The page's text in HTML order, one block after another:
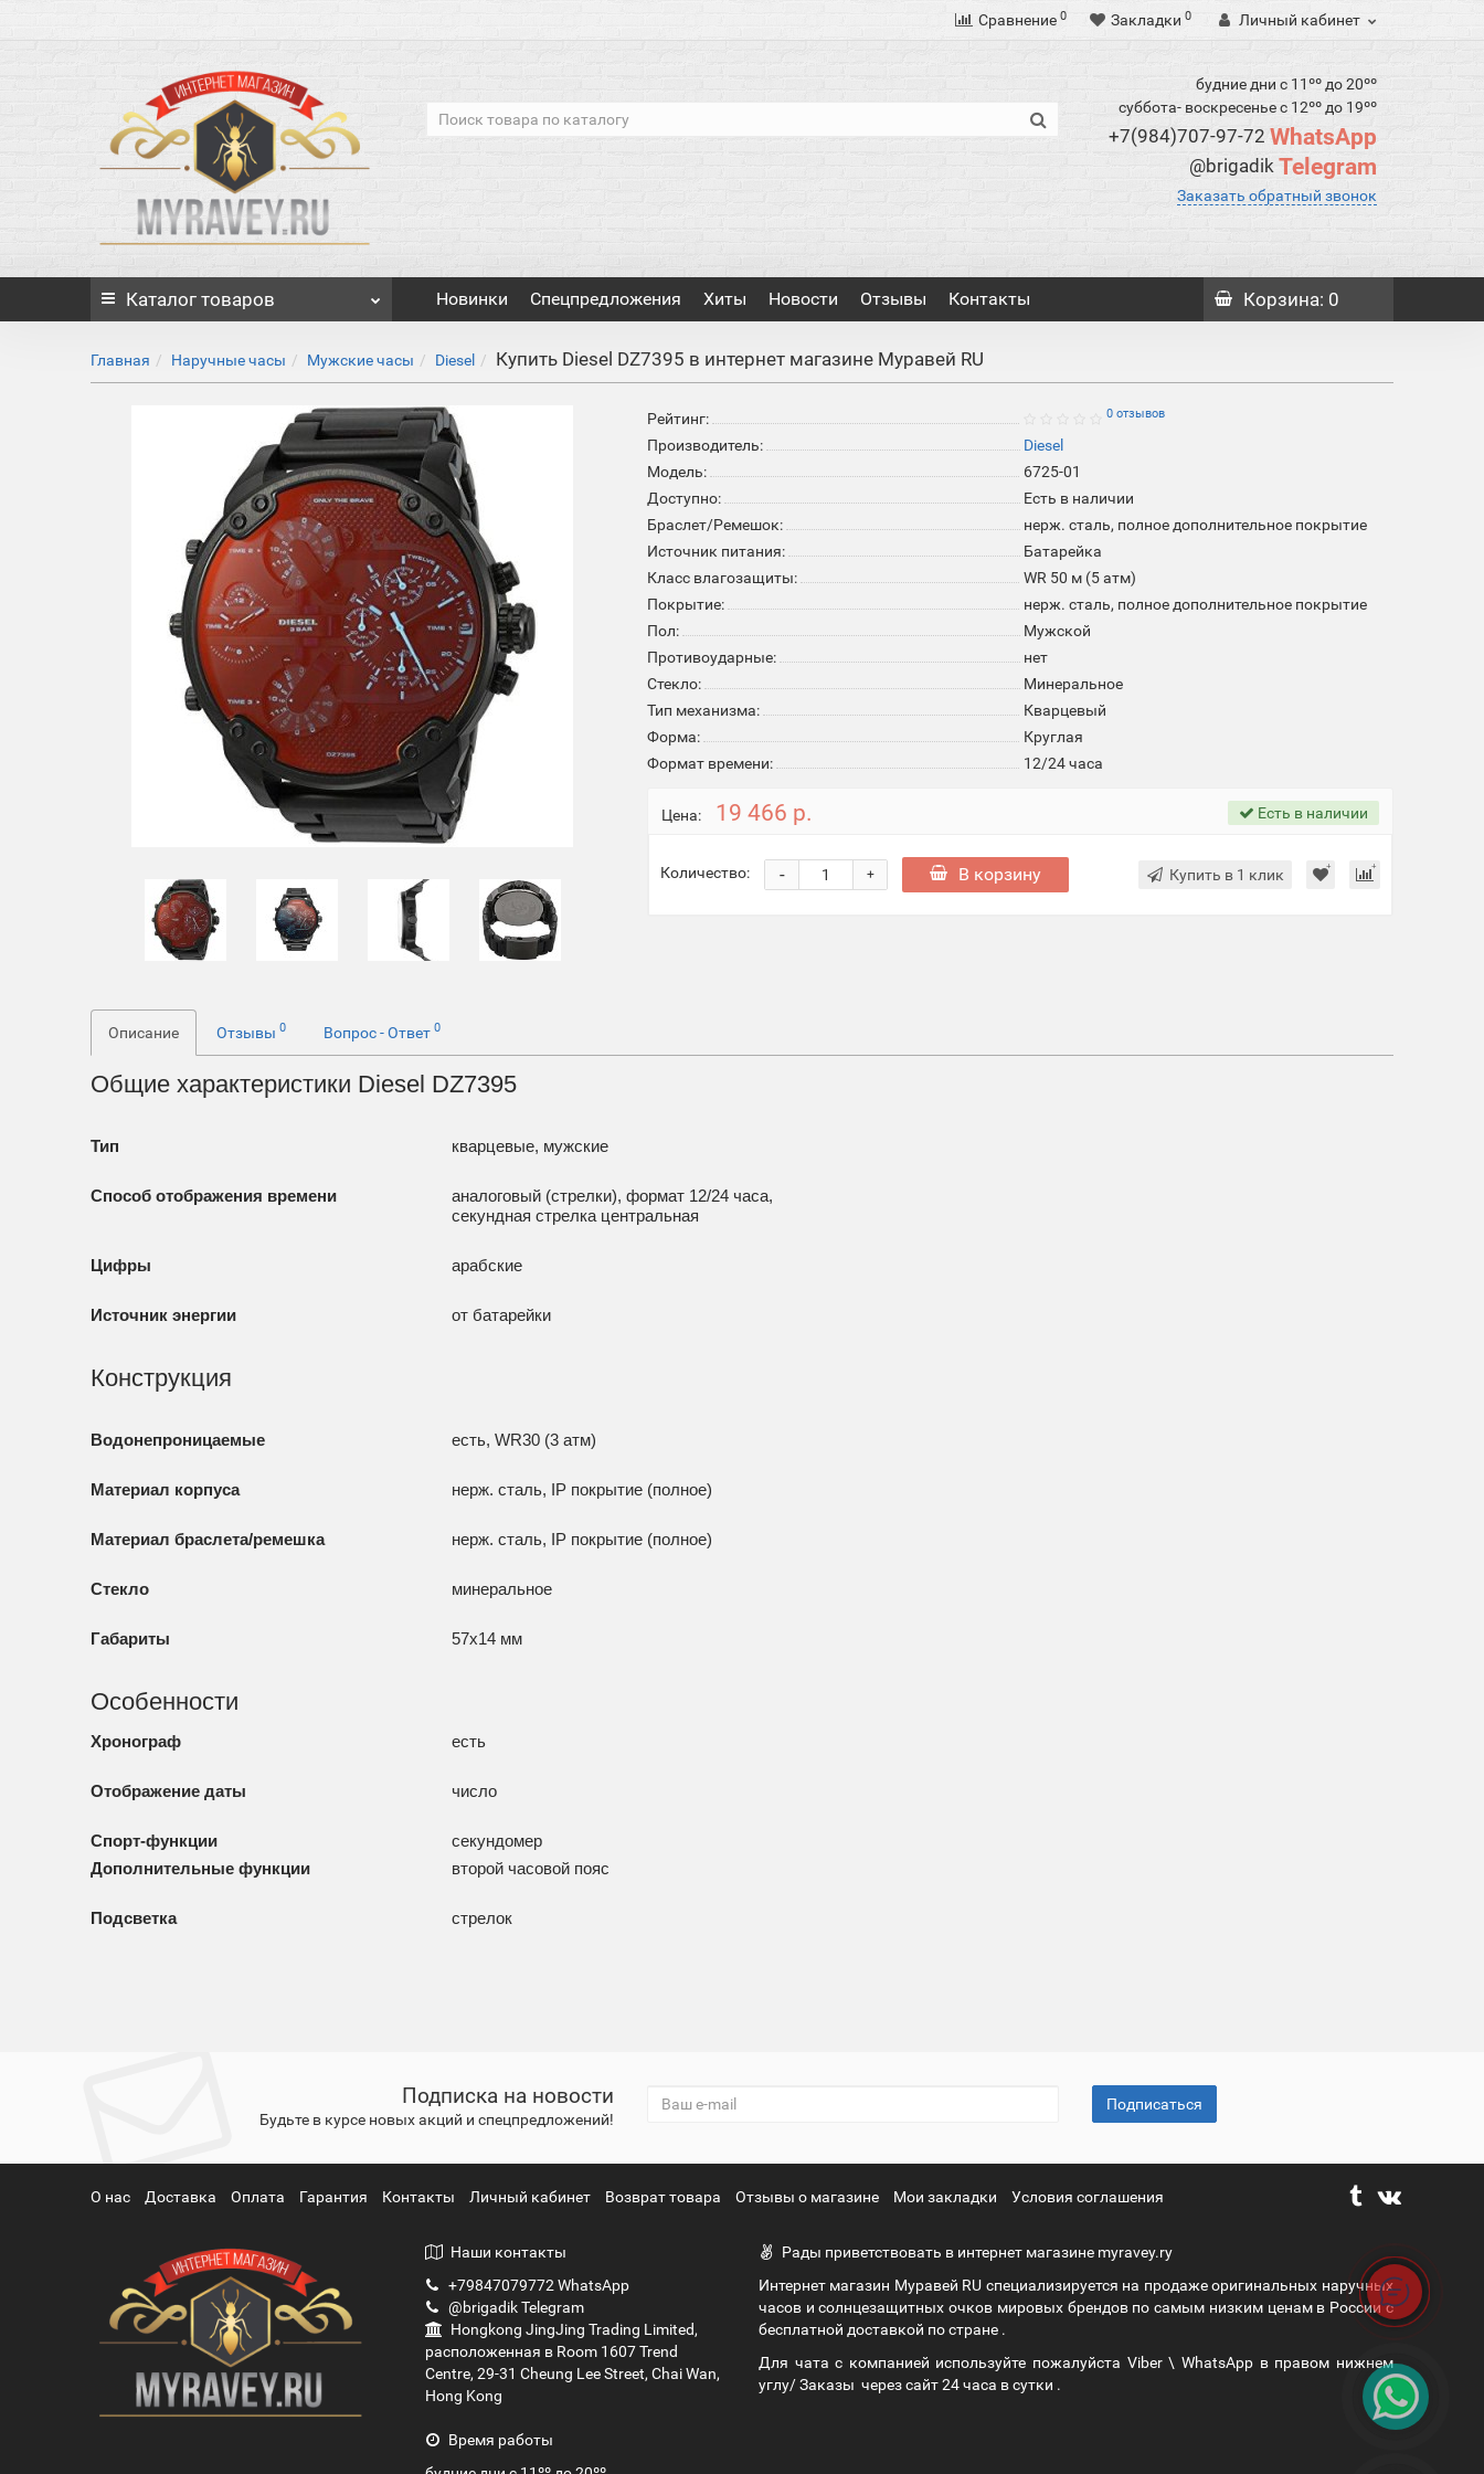
Сравнение 0 Закладки 0 Личный кабинет
будние дни с 11ºº до 20ºº
суббота- воскресенье с 12ºº до 19ºº
+7(984)707-97-72 WhatsApp
@brigadikTelegram
Заказать обратный звонок
Каталог товаров Новинки Спецпредложения Хиты Новости Отзывы Контакты Корзина: 0
Главная Наручные часы Мужские часы Diesel Купить Diesel DZ7395 в интернет магазине Муравей RU
Рейтинг: 0 отзывов
Производитель:
Diesel
Модель:
6725-01
Доступно:
Есть в наличии
Браслет/Ремешок:
нерж. сталь, полное дополнительное покрытие
Источник питания:
Батарейка
Класс влагозащиты:
WR 50 м (5 атм)
Покрытие:
нерж. сталь, полное дополнительное покрытие
Пол:
Мужской
Противоударные:
нет
Стекло:
Минеральное
Тип механизма:
Кварцевый
Форма:
Круглая
Формат времени:
12/24 часа
Цена: 19 466 р. Есть в наличии
Количество: +
- В корзину Купить в 1 клик
Описание Отзывы0 Вопрос - Ответ0
Общие характеристики Diesel DZ7395
Тип кварцевые, мужские
Способ отображения времени
аналоговый (стрелки), формат 12/24 часа,
секундная стрелка центральная
Цифры арабские
Источник энергии от батарейки
Конструкция
Водонепроницаемые есть, WR30 (3 атм)
Материал корпуса нерж. сталь, IP покрытие (полное)
Материал браслета/ремешка нерж. сталь, IP покрытие (полное)
Стекло минеральное
Габариты 57x14 мм
Особенности
Хронограф есть
Отображение даты число
Спорт-функции
секундомер
Дополнительные функции
второй часовой пояс
Подсветка стрелок
Подписка на новости
Будьте в курсе новых акций и спецпредложений!
Подписаться
О нас Доставка Оплата Гарантия Контакты Личный кабинет Возврат товара Отзывы о магазине Мои закладки Условия соглашения
Наши контакты
+79847079772 WhatsApp
@brigadik Telegram
Hongkong JingJing Trading Limited,
расположенная в Room 1607 Trend
Centre, 29-31 Cheung Lee Street, Chai Wan,
Hong Kong
Время работы
Рады приветствовать в интернет магазине myravey.ry
Интернет магазин Муравей RU специализируется на продаже оригинальных наручных
часов и солнцезащитных очков мировых брендов по самым низким ценам в России с
бесплатной доставкой по стране .
Для чата с компанией используйте пожалуйста Viber \ WhatsApp в правом нижнем
углу/ Заказы через сайт 24 часа в сутки .